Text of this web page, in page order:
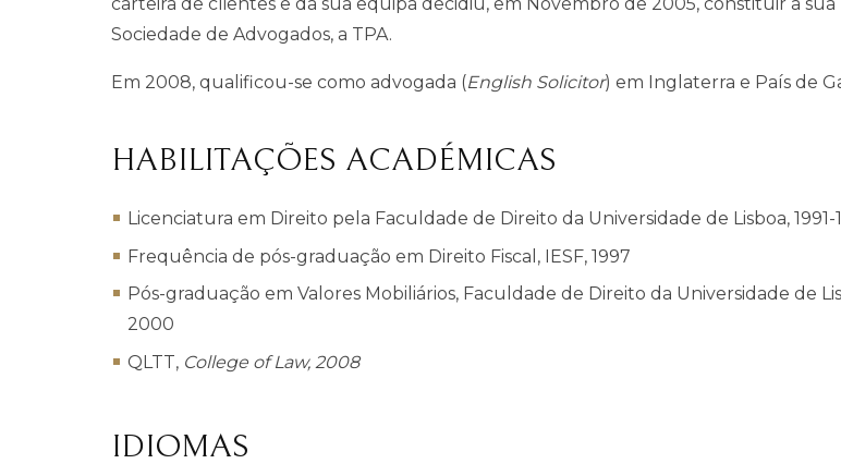
Sociedade de Advogados, a TPA.
Em 2008, qualificou-se como advogada (English Solicitor) em Inglaterra e País de
HABILITAÇÕES ACADÉMICAS
Licenciatura em Direito pela Faculdade de Direito da Universidade de Lisboa, 1991-
Frequência de pós-graduação em Direito Fiscal, IESF, 1997
Pós-graduação em Valores Mobiliários, Faculdade de Direito da Universidade de
2000
QLTT, College of Law, 2008
IDIOMAS